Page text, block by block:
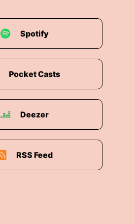
Spotify
Pocket Casts
Deezer
RSS Feed